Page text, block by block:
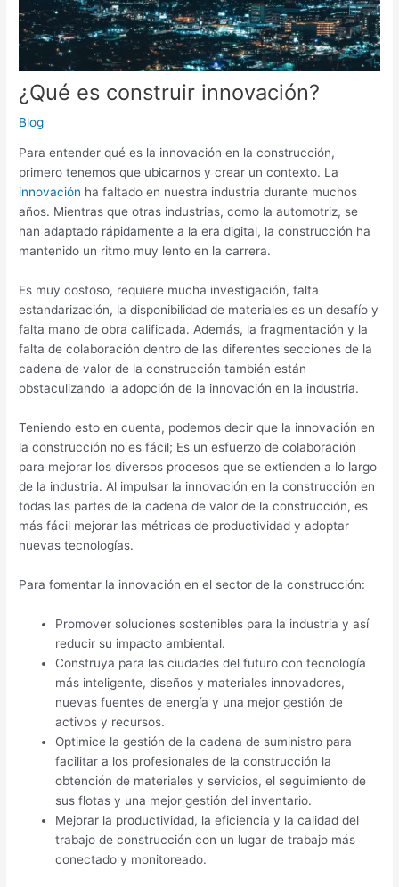
¿Qué es construir innovación?
Blog
Para entender qué es la innovación en la construcción,
primero tenemos que ubicarnos y crear un contexto. La
innovación ha faltado en nuestra industria durante muchos
años. Mientras que otras industrias, como la automotriz, se
han adaptado rápidamente a la era digital, la construcción ha
mantenido un ritmo muy lento en la carrera.
Es muy costoso, requiere mucha investigación, falta
estandarización, la disponibilidad de materiales es un desafío y
falta mano de obra calificada. Además, la fragmentación y la
falta de colaboración dentro de las diferentes secciones de la
cadena de valor de la construcción también están
obstaculizando la adopción de la innovación en la industria.
Teniendo esto en cuenta, podemos decir que la innovación en
la construcción no es fácil; Es un esfuerzo de colaboración
para mejorar los diversos procesos que se extienden a lo largo
de la industria. Al impulsar la innovación en la construcción en
todas las partes de la cadena de valor de la construcción, es
más fácil mejorar las métricas de productividad y adoptar
nuevas tecnologías.
Para fomentar la innovación en el sector de la construcción:
Promover soluciones sostenibles para la industria y así
reducir su impacto ambiental.
Construya para las ciudades del futuro con tecnología
más inteligente, diseños y materiales innovadores,
nuevas fuentes de energía y una mejor gestión de
activos y recursos.
Optimice la gestión de la cadena de suministro para
facilitar a los profesionales de la construcción la
obtención de materiales y servicios, el seguimiento de
sus flotas y una mejor gestión del inventario.
Mejorar la productividad, la eficiencia y la calidad del
trabajo de construcción con un lugar de trabajo más
conectado y monitoreado.